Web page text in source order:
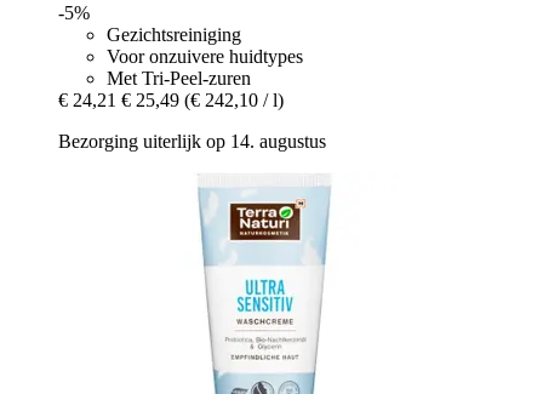
-5%
Gezichtsreiniging
Voor onzuivere huidtypes
Met Tri-Peel-zuren
€ 24,21 € 25,49 (€ 242,10 / l)
Bezorging uiterlijk op 14. augustus